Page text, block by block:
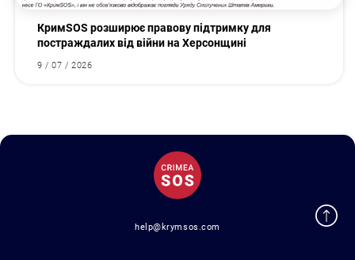
КримSOS розширює правову підтримку для
постраждалих від війни на Херсонщині
9 / 07 / 2026
help@krymsos.com